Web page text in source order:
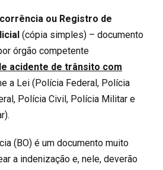
ou Registro de
(cópia simples) – documento
órgão competente
acidente de trânsito com
a Lei (Polícia Federal, Polícia
Polícia Civil, Polícia Militar e
(BO) é um documento muito
a indenização e, nele, deverão